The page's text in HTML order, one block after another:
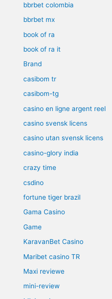
bbrbet colombia
bbrbet mx
book of ra
book of ra it
Brand
casibom tr
casibom-tg
casino en ligne argent reel
casino svensk licens
casino utan svensk licens
casino-glory india
crazy time
csdino
fortune tiger brazil
Gama Casino
Game
KaravanBet Casino
Maribet casino TR
Maxi reviewe
mini-review